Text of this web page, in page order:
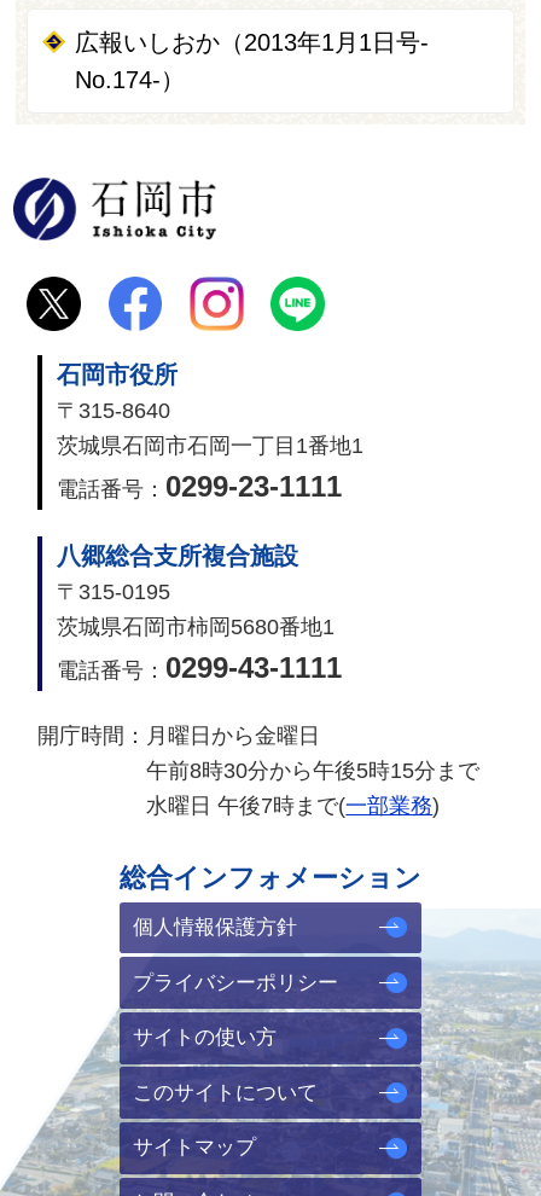
広報いしおか（2013年1月1日号-
No.174-）
石岡市役所
〒315-8640
茨城県石岡市石岡一丁目1番地1
電話番号： 0299-23-1111
八郷総合支所複合施設
〒315-0195
茨城県石岡市柿岡5680番地1
電話番号： 0299-43-1111
開庁時間： 月曜日から金曜日
午前8時30分から午後5時15分まで
水曜日 午後7時まで(一部業務)
総合インフォメーション
個人情報保護方針
プライバシーポリシー
サイトの使い方
このサイトについて
サイトマップ